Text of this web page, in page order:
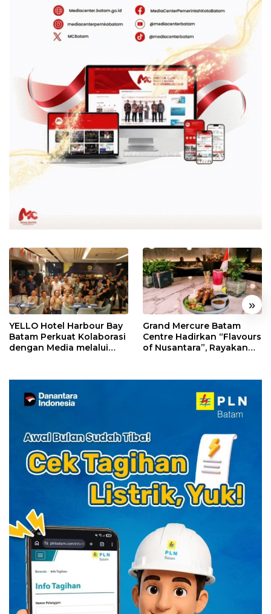
« »
YELLO Hotel Harbour Bay
Batam Perkuat Kolaborasi
dengan Media melalui
Grand Mercure Batam
Centre Hadirkan “Flavours
of Nusantara”, Rayakan